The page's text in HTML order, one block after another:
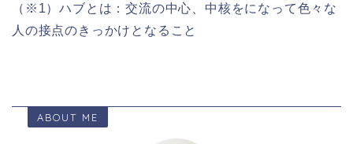
（※1）ハブとは：交流の中心、中核をになって色々な
人の接点のきっかけとなること
ABOUT ME